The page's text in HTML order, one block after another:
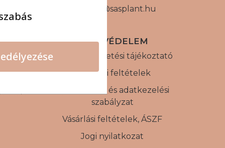
sasplant@sasplant.hu
ADATVÉDELEM
Internetes fizetési tájékoztató
Szállítási feltételek
Adatvédelmi és adatkezelési
szabályzat
Vásárlási feltételek, ÁSZF
Jogi nyilatkozat